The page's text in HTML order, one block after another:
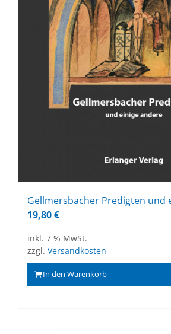
Gell­mers­ba­cher Pre­dig­ten und
19,80€
inkl. 7 % MwSt.
zzgl. Versandkosten
In den Warenkorb